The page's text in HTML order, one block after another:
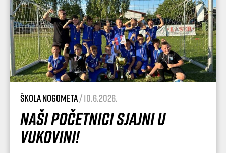
Škola nogometa/ 10.6.2026.
Naši početnici sjajni u
Vukovini!